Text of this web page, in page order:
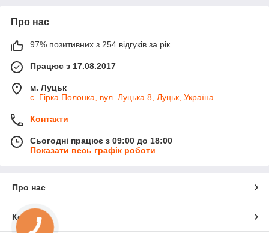
Про нас
97% позитивних з 254 відгуків за рік
Працює з 17.08.2017
м. Луцьк
с. Гірка Полонка, вул. Луцька 8, Луцьк, Україна
Контакти
Сьогодні працює з 09:00 до 18:00
Показати весь графік роботи
Про нас
Контакти